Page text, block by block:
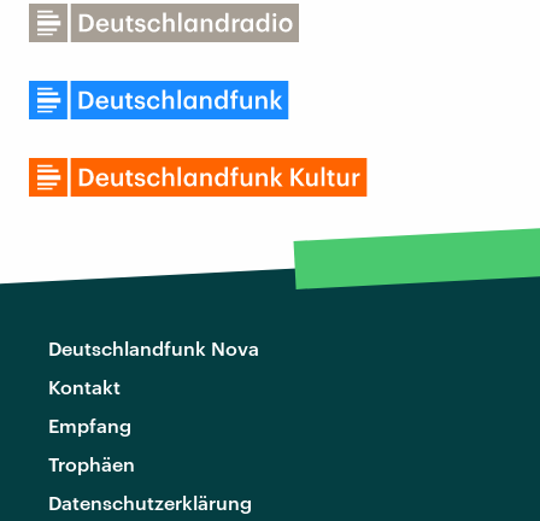
Deutschlandfunk Nova
Kontakt
Empfang
Trophäen
Datenschutzerklärung